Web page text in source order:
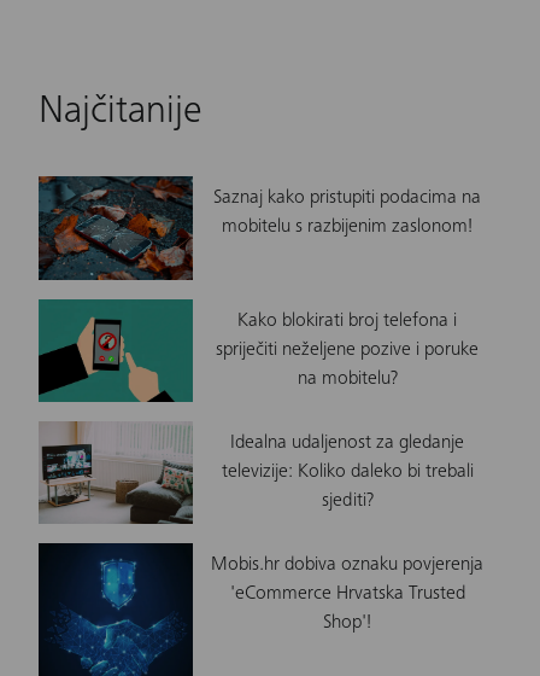
Najčitanije
Saznaj kako pristupiti podacima na
mobitelu s razbijenim zaslonom!
Kako blokirati broj telefona i
spriječiti neželjene pozive i poruke
na mobitelu?
Idealna udaljenost za gledanje
televizije: Koliko daleko bi trebali
sjediti?
Mobis.hr dobiva oznaku povjerenja
'eCommerce Hrvatska Trusted
Shop'!